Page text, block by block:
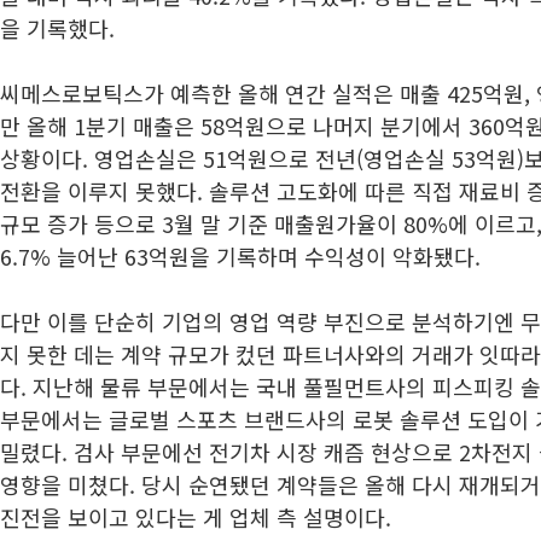
을 기록했다.
씨메스로보틱스가 예측한 올해 연간 실적은 매출 425억원
만 올해 1분기 매출은 58억원으로 나머지 분기에서 360억
상황이다. 영업손실은 51억원으로 전년(영업손실 53억원)
전환을 이루지 못했다. 솔루션 고도화에 따른 직접 재료비
규모 증가 등으로 3월 말 기준 매출원가율이 80%에 이르
6.7% 늘어난 63억원을 기록하며 수익성이 악화됐다.
다만 이를 단순히 기업의 영업 역량 부진으로 분석하기엔
지 못한 데는 계약 규모가 컸던 파트너사와의 거래가 잇따
다. 지난해 물류 부문에서는 국내 풀필먼트사의 피스피킹
부문에서는 글로벌 스포츠 브랜드사의 로봇 솔루션 도입이
밀렸다. 검사 부문에선 전기차 시장 캐즘 현상으로 2차전
영향을 미쳤다. 당시 순연됐던 계약들은 올해 다시 재개되
진전을 보이고 있다는 게 업체 측 설명이다.